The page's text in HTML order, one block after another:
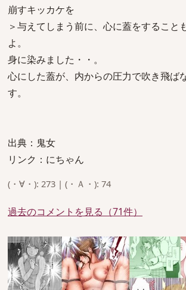
崩すキッカケを
＞与えてしまう前に、心に蓋をすること
よ。
身に染みました・・。
心にした蓋が、内からの圧力で吹き飛ば
す。
出典：鬼女
リンク：にちゃん
(・∀・): 273 | (・Ａ・): 74
過去のコメントを見る（71件）